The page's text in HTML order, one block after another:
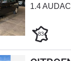
1.4
83